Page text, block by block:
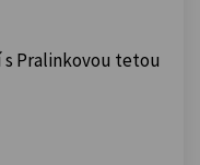
s Pralinkovou tetou